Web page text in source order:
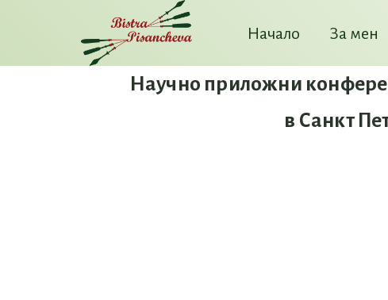
Начало За мен
Научно приложни
в Санкт